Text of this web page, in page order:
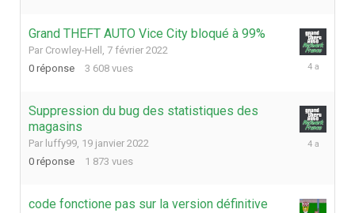
Grand THEFT AUTO Vice City bloqué à 99%
Par Crowley-Hell , 7 février 2022
0 réponse 3 608 vues
Suppression du bug des statistiques des
magasins
Par luffy99, 19 janvier 2022
0 réponse 1 873 vues
19
code fonctione pas sur la version définitive